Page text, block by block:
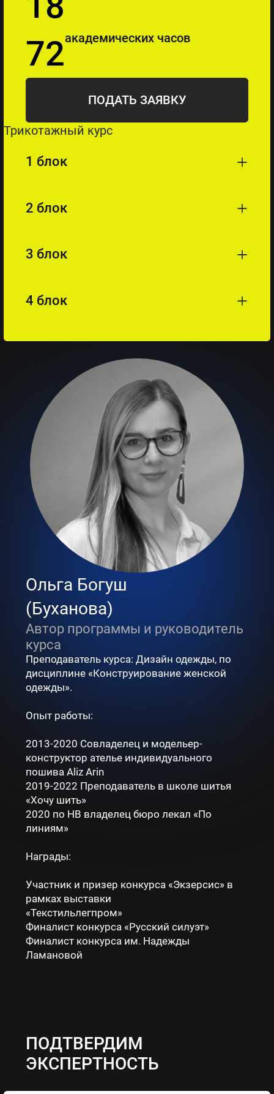
72академических часов
ПОДАТЬ ЗАЯВКУ
Трикотажный курс
1 блок
2 блок
3 блок
4 блок
Ольга Богуш
(Буханова)
Автор программы и руководитель
курса
Преподаватель курса: Дизайн одежды, по
дисциплине «Конструирование женской
одежды».
Опыт работы:
2013-2020 Совладелец и модельер-
конструктор ателье индивидуального
пошива Aliz Arin
2019-2022 Преподаватель в школе шитья
«Хочу шить»
2020 по НВ владелец бюро лекал «По
линиям»
Награды:
Участник и призер конкурса «Экзерсис» в
рамках выставки
«Текстильлегпром»
Финалист конкурса «Русский силуэт»
Финалист конкурса им. Надежды
Ламановой
ПОДТВЕРДИМ
ЭКСПЕРТНОСТЬ